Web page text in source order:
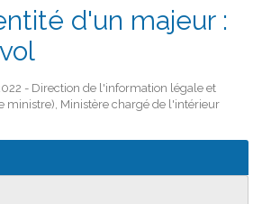
d'un majeur :
- Direction de l'information légale et
ministre), Ministère chargé de l'intérieur